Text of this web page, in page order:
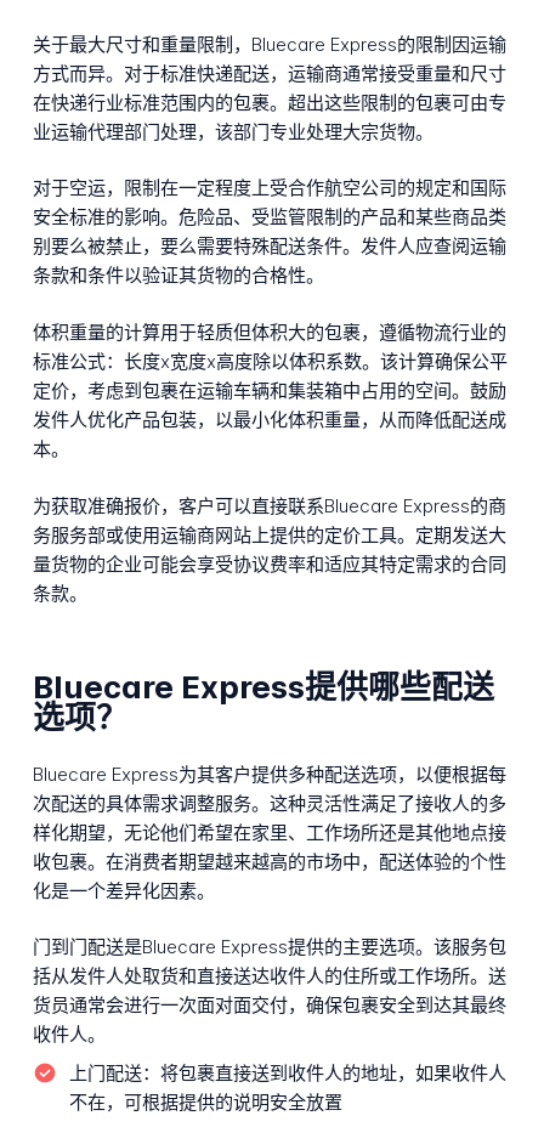
关于最大尺寸和重量限制，Bluecare Express的限制因运输
方式而异。对于标准快递配送，运输商通常接受重量和尺寸
在快递行业标准范围内的包裹。超出这些限制的包裹可由专
业运输代理部门处理，该部门专业处理大宗货物。
对于空运，限制在一定程度上受合作航空公司的规定和国际
安全标准的影响。危险品、受监管限制的产品和某些商品类
别要么被禁止，要么需要特殊配送条件。发件人应查阅运输
条款和条件以验证其货物的合格性。
体积重量的计算用于轻质但体积大的包裹，遵循物流行业的
标准公式：长度x宽度x高度除以体积系数。该计算确保公平
定价，考虑到包裹在运输车辆和集装箱中占用的空间。鼓励
发件人优化产品包装，以最小化体积重量，从而降低配送成
本。
为获取准确报价，客户可以直接联系Bluecare Express的商
务服务部或使用运输商网站上提供的定价工具。定期发送大
量货物的企业可能会享受协议费率和适应其特定需求的合同
条款。
Bluecare Express提供哪些配送
选项？
Bluecare Express为其客户提供多种配送选项，以便根据每
次配送的具体需求调整服务。这种灵活性满足了接收人的多
样化期望，无论他们希望在家里、工作场所还是其他地点接
收包裹。在消费者期望越来越高的市场中，配送体验的个性
化是一个差异化因素。
门到门配送是Bluecare Express提供的主要选项。该服务包
括从发件人处取货和直接送达收件人的住所或工作场所。送
货员通常会进行一次面对面交付，确保包裹安全到达其最终
收件人。
上门配送： 将包裹直接送到收件人的地址，如果收件人
不在，可根据提供的说明安全放置